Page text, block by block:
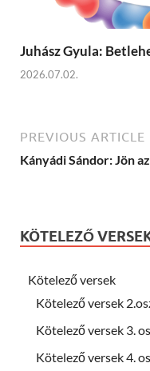
Juhász Gyula:
2026.07.02.
PREVIOUS ARTICLE
Kányádi Sándor: Jön
KÖTELEZŐ
Kötelező versek
Kötelező versek
Kötelező versek 3.
Kötelező versek 4.